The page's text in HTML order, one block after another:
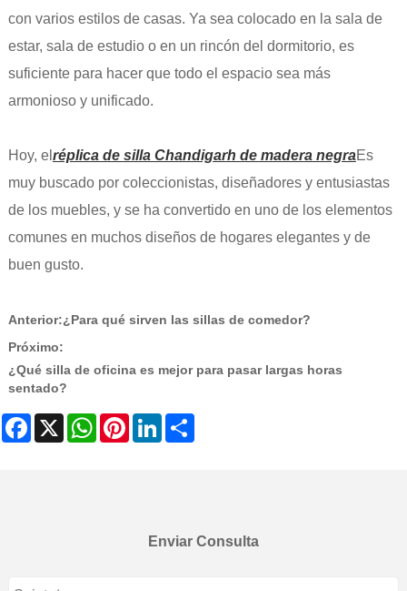
con varios estilos de casas. Ya sea colocado en la sala de
estar, sala de estudio o en un rincón del dormitorio, es
suficiente para hacer que todo el espacio sea más
armonioso y unificado.
Hoy, el réplica de silla Chandigarh de madera negraEs
muy buscado por coleccionistas, diseñadores y entusiastas
de los muebles, y se ha convertido en uno de los elementos
comunes en muchos diseños de hogares elegantes y de
buen gusto.
Anterior:¿Para qué sirven las sillas de comedor?
Próximo:
¿Qué silla de oficina es mejor para pasar largas horas
sentado?
Facebook
X WhatsAppPinterestLinkedIn
Enviar Consulta